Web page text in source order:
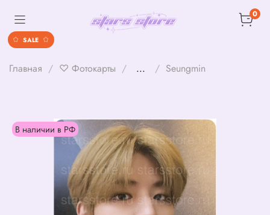
0
Главная ♡ Фотокарты ... Seungmin
В наличии в РФ